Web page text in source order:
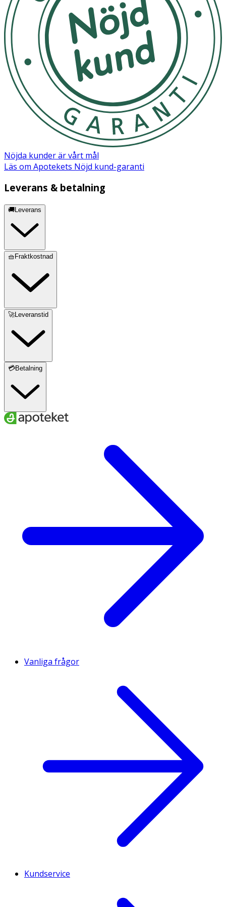
Nöjda kunder är vårt mål
Läs om Apotekets Nöjd kund-garanti
Leverans & betalning
🚚Leverans
🧺Fraktkostnad
🚀Leveranstid
💳Betalning
Vanliga frågor
Kundservice